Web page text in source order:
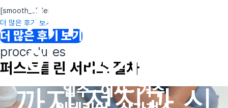
거주 · 인테리
어 · 상가청소
거주 · 인테리
어 · 상가청소
거주 · 인테리
어 · 상가청소
입주 · 이사 · 거주
입주 · 이사 · 거주
입주 · 이사 · 거주
[smooth_slider]
더 많은 후기 보기
더 많은 후기 보기
procedures
퍼스트클린 서비스 절차